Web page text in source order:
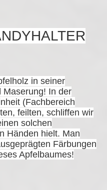
in seiner
Maserung! In der
(Fachbereich
feilten, schliffen wir
solchen
Händen hielt. Man
Färbungen
Apfelbaumes!